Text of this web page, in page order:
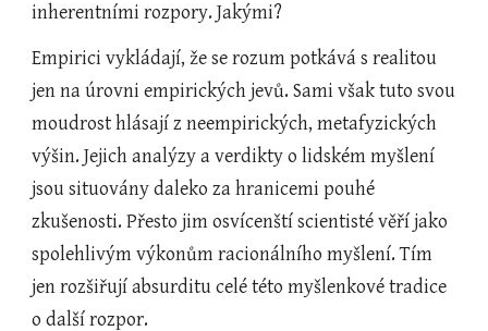
inherentními rozpory. Jakými?
Empirici vykládají, že se rozum potkává s realitou
jen na úrovni empirických jevů. Sami však tuto svou
moudrost hlásají z neempirických, metafyzických
výšin. Jejich analýzy a verdikty o lidském myšlení
jsou situovány daleko za hranicemi pouhé
zkušenosti. Přesto jim osvícenští scientisté věří jako
spolehlivým výkonům racionálního myšlení. Tím
jen rozšiřují absurditu celé této myšlenkové tradice
o další rozpor.